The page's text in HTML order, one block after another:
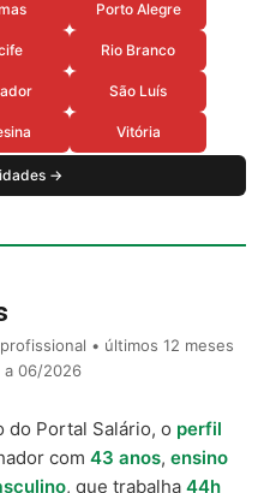
Porto Alegre
Rio Branco
São Luís
Vitória
→
• últimos 12 meses
a 06/2026
do Portal Salário, o perfil
com 43 anos, ensino
, que trabalha 44h